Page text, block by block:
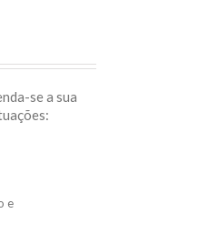
se a sua
e